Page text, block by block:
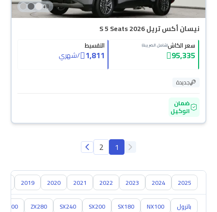
3
+
نيسان أكس تريل S 5 Seats 2026
سعر الكاش(شامل الضريبة)
95,335
التقسيط
1,811
/شهري
جديدة
ضمان
الوكيل
1
2
2025
2024
2023
2022
2021
2020
2019
باترول NX100
SX180
SX200
SX240
ZX280
ZX300